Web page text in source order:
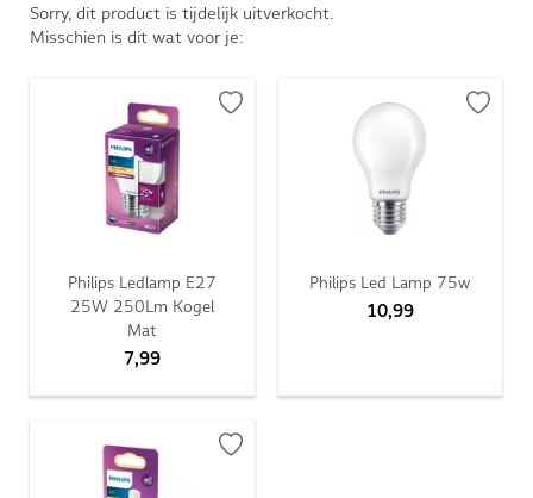
Sorry, dit product is tijdelijk uitverkocht.
Misschien is dit wat voor je:
Philips Ledlamp E27
25W 250Lm Kogel
Mat
7,99
Philips Led Lamp 75w
10,99